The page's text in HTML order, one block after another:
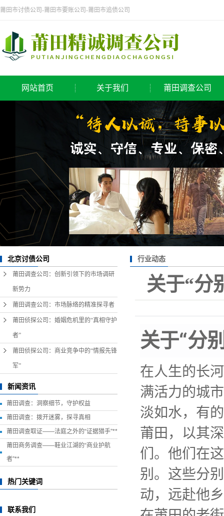
莆田市讨债公司-莆田市要账公司-莆田市追债公司
网站首页 关于我们
公司简介
莆田调查公司
莆田调查公司
侦探公司
调查公司
取证公司
寻人公司
北京讨债公司
莆田调查公司：创新引领下的市场调研
新势力
莆田调查公司：市场脉络的精准探寻者
莆田侦探公司：婚姻危机里的“真相守护
者”
莆田侦探公司：商业竞争中的“情报先锋
军”
新闻资讯
莆田调查：洞察细节，守护权益
莆田调查：拨开迷雾，探寻真相
莆田调查取证——法庭之外的“证据猎手”**
莆田商务调查——鞋业江湖的“商业护航
者”**
热门关键词
联系我们
行业动态
关于“分
关于“分
在人生的长
满活力的城
淡如水，有
莆田，以其
们。他们在
别。这些分
动，远赴他